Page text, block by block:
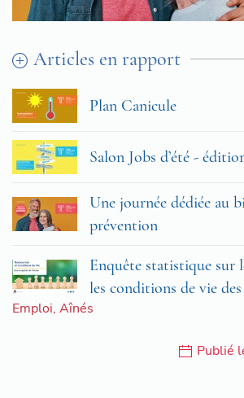
Articles en rapport
Plan Canicule
Salon Jobs d’été -
Une journée dédiée au
prévention
Enquête statistique sur
les conditions de vie des
Emploi, Aînés
Publié